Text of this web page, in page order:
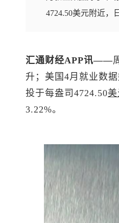
4724.50美元附近，
汇通财经APP讯——
升；美国4月就业数
投于每盎司4724.50
3.22%。